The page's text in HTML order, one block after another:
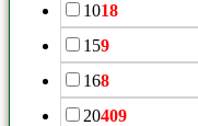
1018
159
168
20409